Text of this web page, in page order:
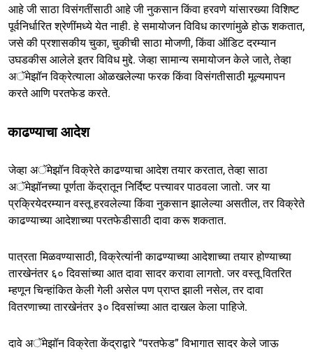
आहे जी साठा विसंगतींसाठी आहे जी नुकसान किंवा हरवणे यांसारख्या विशिष्ट
पूर्वनिर्धारित श्रेणींमध्ये येत नाही. हे समायोजन विविध कारणांमुळे होऊ शकतात,
जसे की प्रशासकीय चुका, चुकीची साठा मोजणी, किंवा ऑडिट दरम्यान
उघडकीस आलेले इतर विविध मुद्दे. जेव्हा सामान्य समायोजन केले जाते, तेव्हा
अॅमेझॉन विक्रेत्याला ओळखलेल्या फरक किंवा विसंगतीसाठी मूल्यमापन
करते आणि परतफेड करते.
काढण्याचा आदेश
जेव्हा अॅमेझॉन विक्रेते काढण्याचा आदेश तयार करतात, तेव्हा साठा
अॅमेझॉनच्या पूर्णता केंद्रातून निर्दिष्ट पत्त्यावर पाठवला जातो. जर या
प्रक्रियेदरम्यान वस्तू हरवलेल्या किंवा नुकसान झालेल्या असतील, तर विक्रेते
काढण्याच्या आदेशाच्या परतफेडीसाठी दावा करू शकतात.
पात्रता मिळवण्यासाठी, विक्रेत्यांनी काढण्याच्या आदेशाच्या तयार होण्याच्या
तारखेनंतर ६० दिवसांच्या आत दावा सादर करावा लागतो. जर वस्तू वितरित
म्हणून चिन्हांकित केली गेली असेल पण प्राप्त झाली नसेल, तर दावा
वितरणाच्या तारखेनंतर ३० दिवसांच्या आत दाखल केला पाहिजे.
दावे अॅमेझॉन विक्रेता केंद्राद्वारे “परतफेड” विभागात सादर केले जाऊ